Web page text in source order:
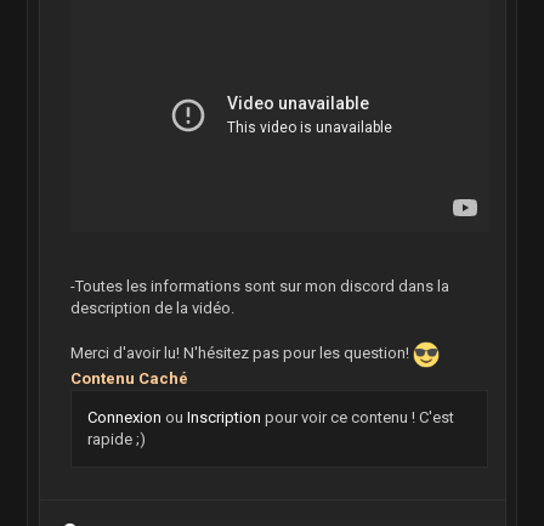
-Toutes les informations sont sur mon discord dans la
description de la vidéo.
Merci d'avoir lu! N'hésitez pas pour les question!
Connexion ou Inscription pour voir ce contenu ! C'est
rapide ;)